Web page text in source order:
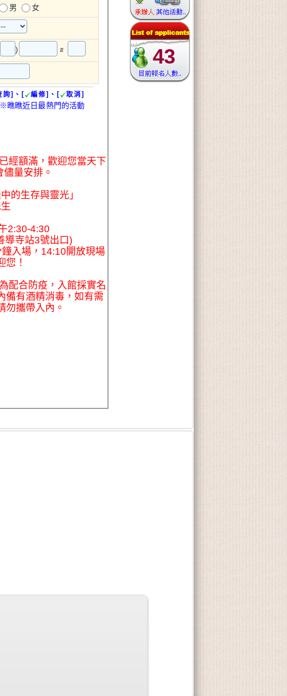
43
男 女
) #
詢]、[ 編修]、[ 取消]
※瞧瞧近日最熱門的活動
經額滿，歡迎您當天下
量安排。
的生存與靈光」
2:30-4:30
導寺站3號出口)
入場，14:10開放現場
您！
配合防疫，入館採實名
備有酒精消毒，如有需
勿攜帶入內。